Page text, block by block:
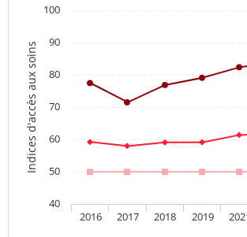
Indices d'accès aux soins
2016 2017 2018 2019
40
50
60
70
80
90
100